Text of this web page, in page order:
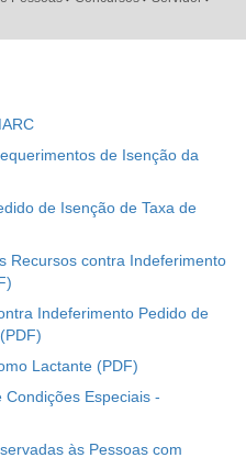
de Isenção da
de Isenção de Taxa de
Recursos contra Indeferimento
Indeferimento Pedido de
Lactante
Condições Especiais -
às Pessoas com